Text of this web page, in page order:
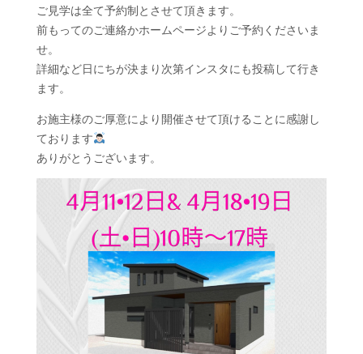
ご見学は全て予約制とさせて頂きます。
前もってのご連絡かホームページよりご予約くださいま
せ。
詳細など日にちが決まり次第インスタにも投稿して行き
ます。
お施主様のご厚意により開催させて頂けることに感謝し
ております
ありがとうございます。